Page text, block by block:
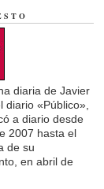
diaria de Javier
diario «Público»,
a diario desde
2007 hasta el
de su
en abril de